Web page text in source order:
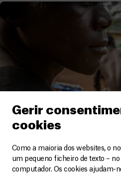
Gerir
cookies
Como a maioria dos websites, o
um pequeno ficheiro de texto –
computador. Os cookies ajudam-
República Centro-Africana